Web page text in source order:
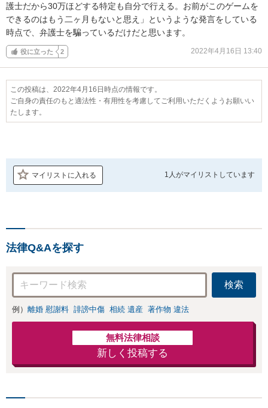
護士だから30万ほどする特定も自分で行える。お前がこのゲームを
できるのはもう二ヶ月もないと思え」というような発言をしている
時点で、弁護士を騙っているだけだと思います。
役に立った 2 2022年4月16日 13:40
この投稿は、2022年4月16日時点の情報です。
ご自身の責任のもと適法性・有用性を考慮してご利用いただくようお願いい
たします。
マイリストに入れる 1人がマイリストしています
法律Q&Aを探す
検索
例） 離婚 慰謝料 誹謗中傷 相続 遺産 著作物 違法
無料法律相談
新しく投稿する